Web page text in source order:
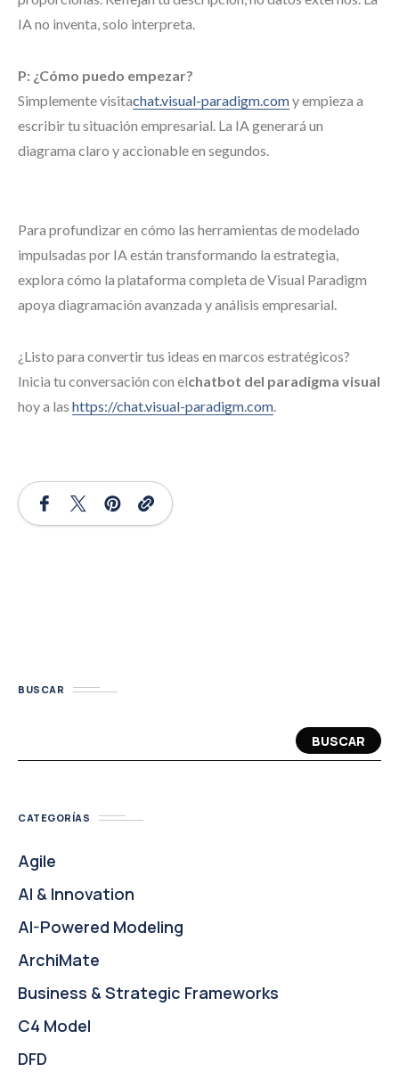
IA no inventa, solo interpreta.
P: ¿Cómo puedo empezar?
Simplemente visitachat.visual-paradigm.comy empieza a
escribir tu situación empresarial. La IA generará un
diagrama claro y accionable en segundos.
Para profundizar en cómo las herramientas de modelado
impulsadas por IA están transformando la estrategia,
explora cómo la plataforma completa de Visual Paradigm
apoya diagramación avanzada y análisis empresarial.
¿Listo para convertir tus ideas en marcos estratégicos?
Inicia tu conversación con elchatbot del paradigma visual
hoy a las https://chat.visual-paradigm.com.
BUSCAR
BUSCAR
CATEGORÍAS
Agile
AI & Innovation
AI-Powered Modeling
ArchiMate
Business & Strategic Frameworks
C4 Model
DFD